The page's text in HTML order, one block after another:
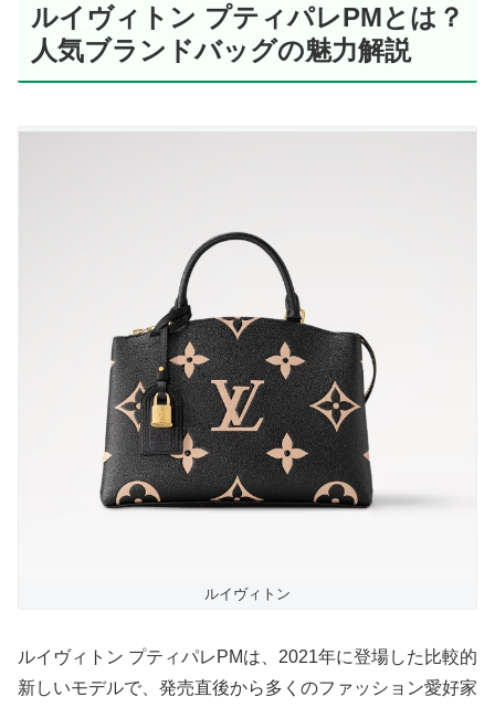
ルイヴィトン プティパレPMとは？
人気ブランドバッグの魅力解説
ルイヴィトン
ルイヴィトン プティパレPMは、2021年に登場した比較的
新しいモデルで、発売直後から多くのファッション愛好家